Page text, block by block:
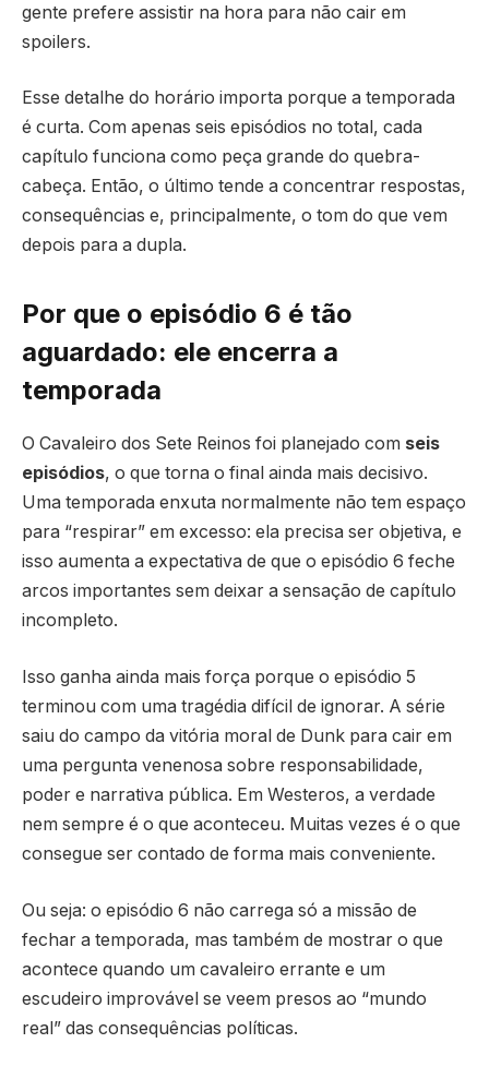
gente prefere assistir na hora para não cair em
spoilers.
Esse detalhe do horário importa porque a temporada
é curta. Com apenas seis episódios no total, cada
capítulo funciona como peça grande do quebra-
cabeça. Então, o último tende a concentrar respostas,
consequências e, principalmente, o tom do que vem
depois para a dupla.
Por que o episódio 6 é tão
aguardado: ele encerra a
temporada
O Cavaleiro dos Sete Reinos foi planejado com seis
episódios, o que torna o final ainda mais decisivo.
Uma temporada enxuta normalmente não tem espaço
para “respirar” em excesso: ela precisa ser objetiva, e
isso aumenta a expectativa de que o episódio 6 feche
arcos importantes sem deixar a sensação de capítulo
incompleto.
Isso ganha ainda mais força porque o episódio 5
terminou com uma tragédia difícil de ignorar. A série
saiu do campo da vitória moral de Dunk para cair em
uma pergunta venenosa sobre responsabilidade,
poder e narrativa pública. Em Westeros, a verdade
nem sempre é o que aconteceu. Muitas vezes é o que
consegue ser contado de forma mais conveniente.
Ou seja: o episódio 6 não carrega só a missão de
fechar a temporada, mas também de mostrar o que
acontece quando um cavaleiro errante e um
escudeiro improvável se veem presos ao “mundo
real” das consequências políticas.